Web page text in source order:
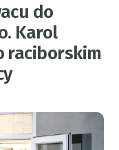
do
Karol
raciborskim